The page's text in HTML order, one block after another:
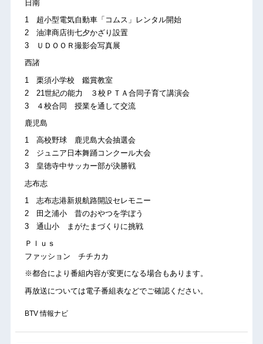
日南
1 超小型電気自動車「コムス」レンタル開始
2 油津商店街七夕かざり設置
3 ＵＤＯＯＲ撮影会写真展
西諸
1 栗須小学校 鑑賞教室
2 21世紀の能力 ３校ＰＴＡ合同子育て講演会
3 ４校合同 授業を通して交流
鹿児島
1 高校野球 鹿児島大会抽選会
2 ジュニア日本舞踊コンクール大会
3 皇徳寺中サッカー部が決勝戦
志布志
1 志布志港新規航路開設セレモニー
2 田之浦小 昔のおやつを学ぼう
3 通山小 まがたまづくりに挑戦
Ｐｌｕｓ
ファッション チチカカ
※都合により番組内容が変更になる場合もあります。
再放送については電子番組表などでご確認ください。
BTV 情報ナビ